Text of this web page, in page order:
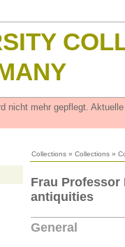
nicht mehr gepflegt.
Collections » Collections »
Frau
antiquities
General